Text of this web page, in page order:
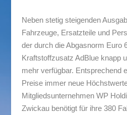
Neben stetig steigenden
Fahrzeuge, Ersatzteile und
der durch die Abgasnorm Euro
Kraftstoffzusatz AdBlue knapp
mehr verfügbar. Entsprechend
Preise immer neue
Mitgliedsunternehmen WP
Zwickau benötigt für ihre 380